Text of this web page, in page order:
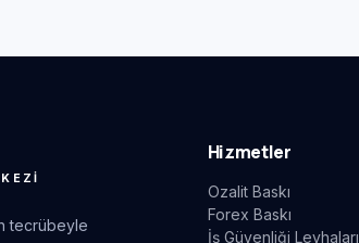
tecrübeyle
Hizmetler
Ozalit Baskı
Forex Baskı
İş Güvenliği Levhaları